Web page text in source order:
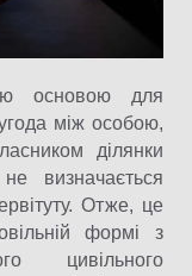
основою для
між особою,
ділянки
визначається
Отже, це
формі з
цивільного